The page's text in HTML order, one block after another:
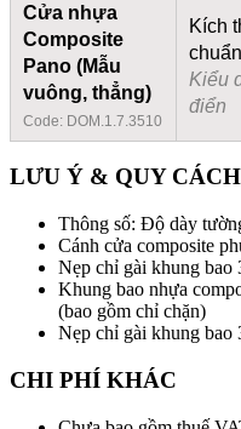
Cửa nhựa
Composite
Pano (Mẫu
vuông, thẳng)
Code: DOM.1.7.3510
Kích
Kiểu
điển
LƯU Ý & QUY
Thông số: Độ dày
Cánh cửa composite
Nẹp chỉ gài khung bao
Khung bao nhựa
(bao gồm chỉ chặn)
Nẹp chỉ gài khung bao
CHI PHÍ KHÁC